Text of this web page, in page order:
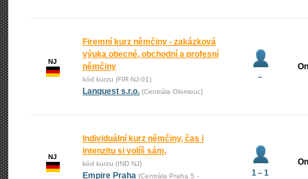
NJ
Firemní kurz němčiny - zakázková
výuka obecné, obchodní a profesní
němčiny
kód kurzu (FIR-NJ-01)
Lanquest s.r.o. (Centrála Olomouc)
–
NJ
Individuální kurz němčiny, čas i
intenzitu si volíš sám,
kód kurzu (IND NJ)
Empire Praha (Centrála Praha 5 -
1 – 1